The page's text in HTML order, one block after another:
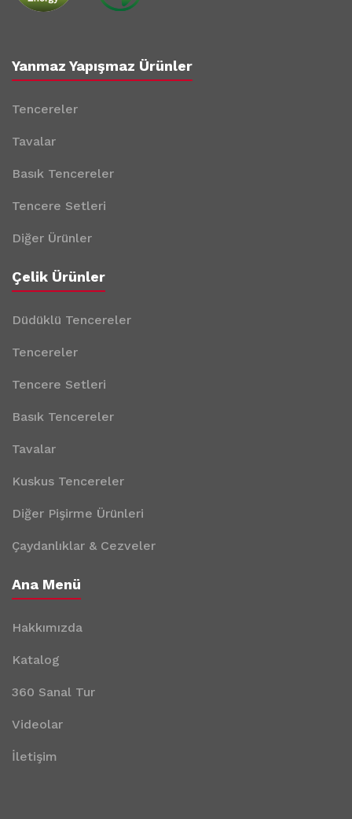
Yanmaz Yapışmaz Ürünler
Tencereler
Tavalar
Basık Tencereler
Tencere Setleri
Diğer Ürünler
Çelik Ürünler
Düdüklü Tencereler
Tencereler
Tencere Setleri
Basık Tencereler
Tavalar
Kuskus Tencereler
Diğer Pişirme Ürünleri
Çaydanlıklar & Cezveler
Ana Menü
Hakkımızda
Katalog
360 Sanal Tur
Videolar
İletişim